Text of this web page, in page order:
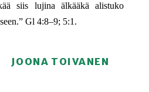
siis lujina älkääkä alistuko
Gl 4:8–9; 5:1.
JOONA TOIVANEN